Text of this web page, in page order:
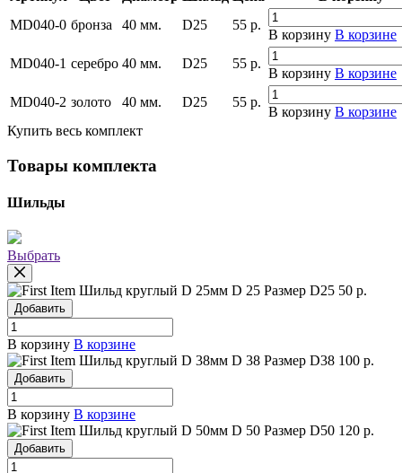
MD040-0 бронза 40 мм. D25 55 р.
В корзину В корзине
MD040-1 серебро 40 мм. D25 55 р.
В корзину В корзине
MD040-2 золото 40 мм. D25 55 р.
В корзину В корзине
Купить весь комплект
Товары комплекта
Шильды
Выбрать
Шильд круглый D 25мм D 25 Размер D25 50 р.
Добавить
В корзину В корзине
Шильд круглый D 38мм D 38 Размер D38 100 р.
Добавить
В корзину В корзине
Шильд круглый D 50мм D 50 Размер D50 120 р.
Добавить